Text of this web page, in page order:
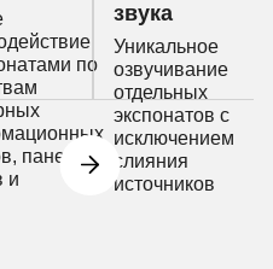
по
панелей,
и
звука
Уникальное
озвучивание
отдельных
экспонатов с
исключением
слияния
источников